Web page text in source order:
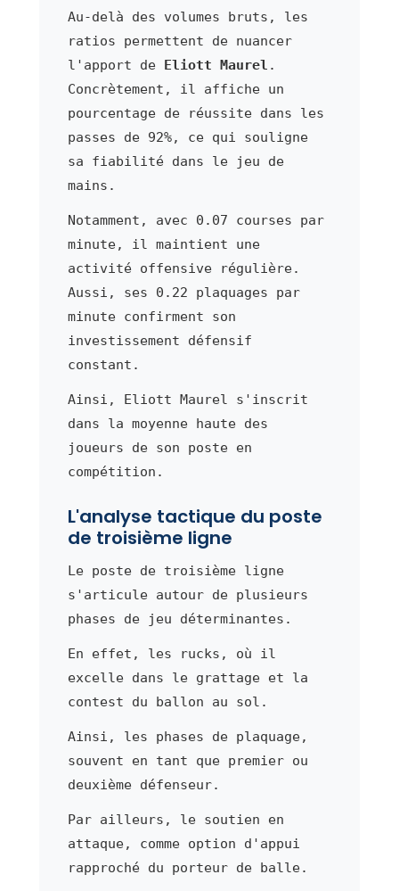
Au-delà des volumes bruts, les
ratios permettent de nuancer
l'apport de Eliott Maurel .
Concrètement, il affiche un
pourcentage de réussite dans les
passes de 92%, ce qui souligne
sa fiabilité dans le jeu de
mains.
Notamment, avec 0.07 courses par
minute, il maintient une
activité offensive régulière.
Aussi, ses 0.22 plaquages par
minute confirment son
investissement défensif
constant.
Ainsi, Eliott Maurel s'inscrit
dans la moyenne haute des
joueurs de son poste en
compétition.
L'analyse tactique du poste
de troisième ligne
Le poste de troisième ligne
s'articule autour de plusieurs
phases de jeu déterminantes.
En effet, les rucks, où il
excelle dans le grattage et la
contest du ballon au sol.
Ainsi, les phases de plaquage,
souvent en tant que premier ou
deuxième défenseur.
Par ailleurs, le soutien en
attaque, comme option d'appui
rapproché du porteur de balle.